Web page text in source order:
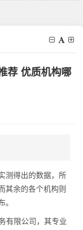
荐 优质机构哪
测得出的数据，所
其余的各个机构则
。
有限公司，其专业